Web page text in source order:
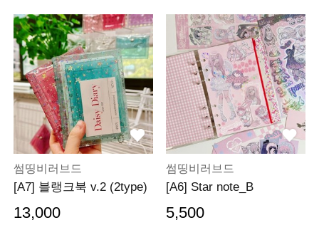
썸띵비러브드
[A7] 블랭크북 v.2 (2type)
13,000
썸띵비러브드
[A6] Star note_B
5,500